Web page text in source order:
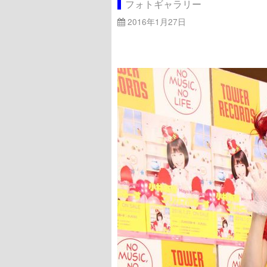
フォトギャラリー
2016年1月27日